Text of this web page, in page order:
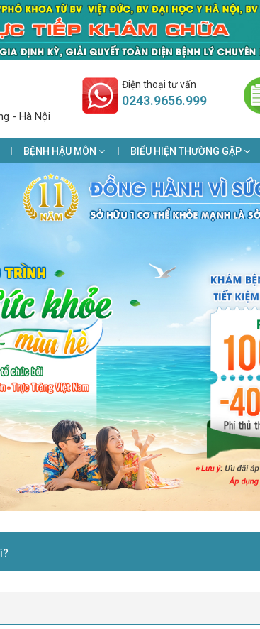
- Hà Nội
Điện thoại tư vấn
0243.9656.999
BỆNH HẬU MÔN BIỂU HIỆN THƯỜNG GẶP